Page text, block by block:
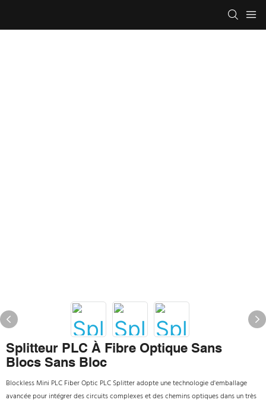
Splitteur PLC À Fibre Optique Sans
Blocs Sans Bloc
Blockless Mini PLC Fiber Optic PLC Splitter adopte une technologie d'emballage
avancée pour intégrer des circuits complexes et des chemins optiques dans un très